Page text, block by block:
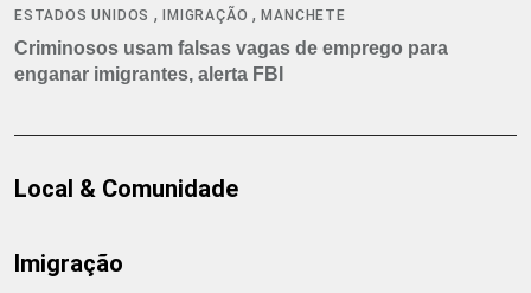
ESTADOS UNIDOS ,IMIGRAÇÃO ,MANCHETE
Criminosos usam falsas vagas de emprego para
enganar imigrantes, alerta FBI
Local & Comunidade
Imigração